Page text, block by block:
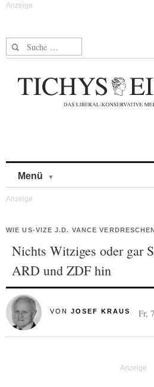
Suche nach:
Menü
WIE US-VIZE J.D. VANCE
Nichts Witziges oder gar
ARD und ZDF hin
VON JOSEF KRAUS Fr,